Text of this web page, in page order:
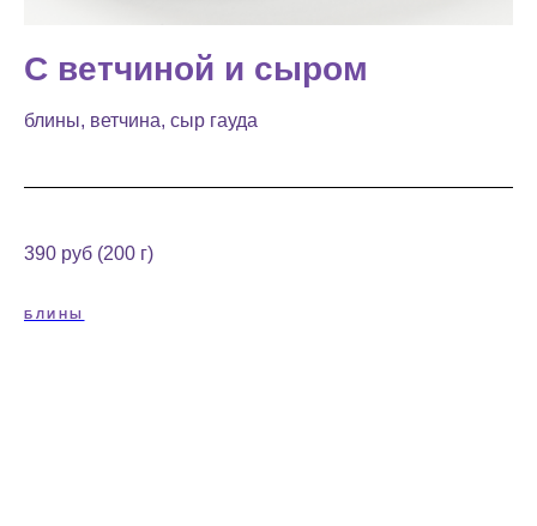
С ветчиной и сыром
блины, ветчина, сыр гауда
390 руб (200 г)
БЛИНЫ